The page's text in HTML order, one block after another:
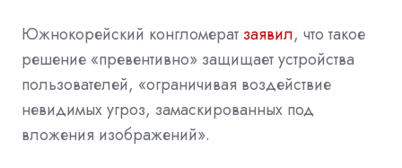
Южнокорейский конгломерат заявил, что такое
решение «превентивно» защищает устройства
пользователей, «ограничивая воздействие
невидимых угроз, замаскированных под
вложения изображений».